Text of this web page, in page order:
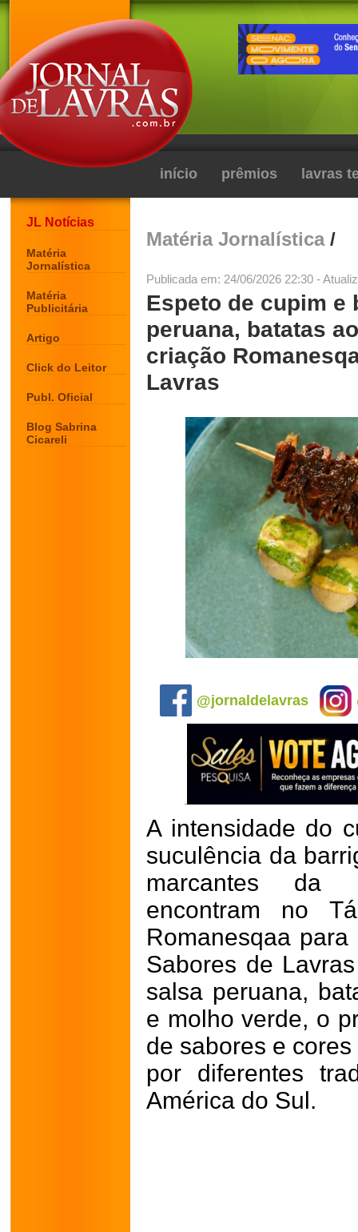
início prêmios lavras
JL Notícias
Matéria
Jornalística
Matéria
Publicitária
Artigo
Click do Leitor
Publ. Oficial
Blog Sabrina
Cicareli
Matéria Jornalística/
Publicada em: 24/06/2026 22:30 -
Espeto de cupim e
peruana, batatas
criação
Lavras
@jornaldelavras
A intensidade do
suculência da
marcantes da
encontram no
Romanesqaa
Sabores de
salsa peruana,
e molho verde, o
de sabores e
por diferentes
América do Sul.